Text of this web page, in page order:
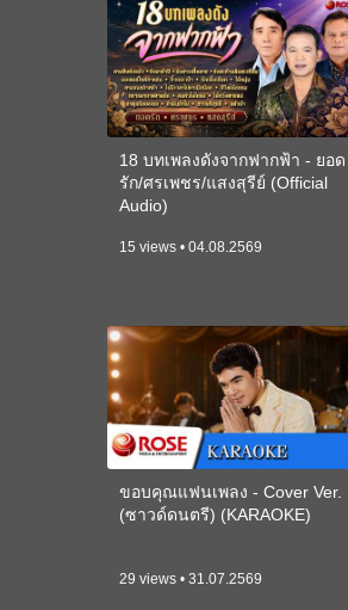
18 บทเพลงดังจากฟากฟ้า - ยอด
รัก/ศรเพชร/แสงสุรีย์ (Official
Audio)
15 views • 04.08.2569
ขอบคุณแฟนเพลง - Cover Ver.
(ซาวด์ดนตรี) (KARAOKE)
29 views • 31.07.2569